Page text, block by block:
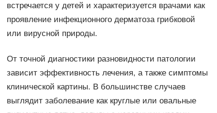
встречается у детей и характеризуется врачами как
проявление инфекционного дерматоза грибковой
или вирусной природы.
От точной диагностики разновидности патологии
зависит эффективность лечения, а также симптомы
клинической картины. В большинстве случаев
выглядит заболевание как круглые или овальные